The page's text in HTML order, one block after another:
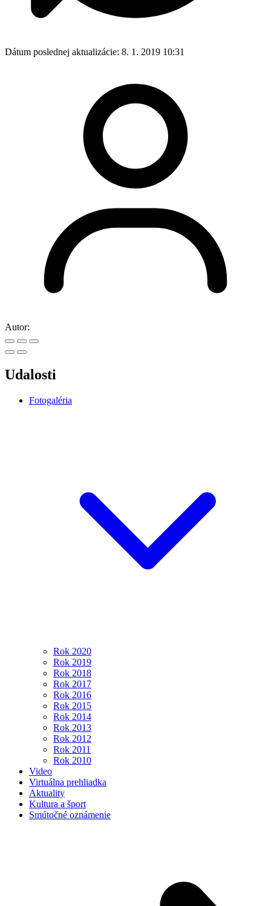
Dátum poslednej aktualizácie: 8. 1. 2019 10:31
Autor:
Udalosti
Fotogaléria
Rok 2020
Rok 2019
Rok 2018
Rok 2017
Rok 2016
Rok 2015
Rok 2014
Rok 2013
Rok 2012
Rok 2011
Rok 2010
Video
Virtuálna prehliadka
Aktuality
Kultura a šport
Smútočné oznámenie